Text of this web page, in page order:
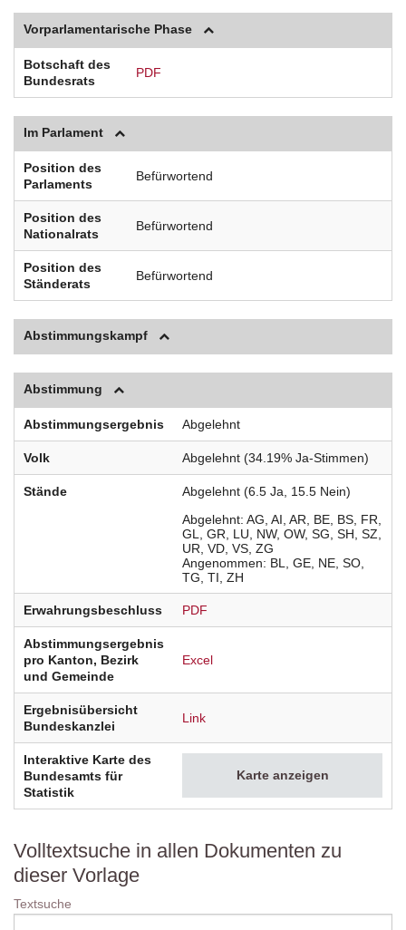
Vorparlamentarische Phase
Botschaft des
Bundesrats
PDF
Im Parlament
Position des
Parlaments
Befürwortend
Position des
Nationalrats
Befürwortend
Position des
Ständerats
Befürwortend
Abstimmungskampf
Abstimmung
Abstimmungsergebnis Abgelehnt
Volk Abgelehnt (34.19% Ja-Stimmen)
Stände
Abgelehnt (6.5 Ja, 15.5 Nein)
Abgelehnt AG AI AR BE BS FR
GL
GR LU NW OW SG SH SZ
UR VD VS ZG
Angenommen
BL GE NE SO
TG TI ZH
Erwahrungsbeschluss PDF
Abstimmungsergebnis
pro Kanton, Bezirk
und Gemeinde
Excel
Ergebnisübersicht
Bundeskanzlei
Link
Interaktive Karte des
Bundesamts für
Statistik
Karte anzeigen
Volltextsuche in allen Dokumenten zu
dieser Vorlage
Textsuche